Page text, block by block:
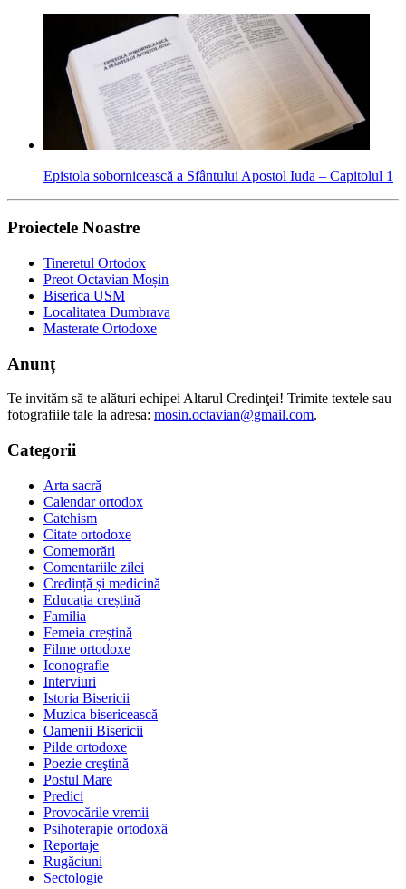
Epistola sobornicească a Sfântului Apostol Iuda – Capitolul 1
Proiectele Noastre
Tineretul Ortodox
Preot Octavian Moșin
Biserica USM
Localitatea Dumbrava
Masterate Ortodoxe
Anunț
Te invităm să te alături echipei Altarul Credinţei! Trimite textele sau
fotografiile tale la adresa: mosin.octavian@gmail.com.
Categorii
Arta sacră
Calendar ortodox
Catehism
Citate ortodoxe
Comemorări
Comentariile zilei
Credință și medicină
Educația creștină
Familia
Femeia creștină
Filme ortodoxe
Iconografie
Interviuri
Istoria Bisericii
Muzica bisericească
Oamenii Bisericii
Pilde ortodoxe
Poezie creştină
Postul Mare
Predici
Provocările vremii
Psihoterapie ortodoxă
Reportaje
Rugăciuni
Sectologie